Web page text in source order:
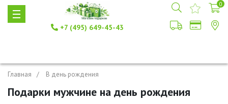
+7 (495) 649-45-43
0
Главная В день рождения
Подарки мужчине на день рождения